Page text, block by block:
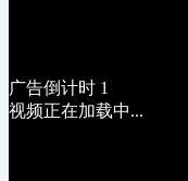
广告倒计时 1
视频正在加载中...